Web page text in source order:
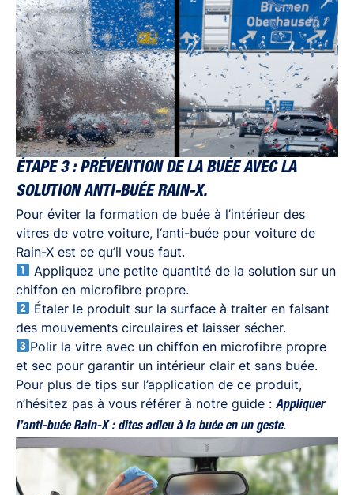
ÉTAPE 3 : PRÉVENTION DE LA BUÉE AVEC LA
SOLUTION ANTI-BUÉE RAIN-X.
Pour éviter la formation de buée à l’intérieur des
vitres de votre voiture, l‘anti-buée pour voiture de
Rain-X est ce qu’il vous faut.
Appliquez une petite quantité de la solution sur un
chiffon en microfibre propre.
Étaler le produit sur la surface à traiter en faisant
des mouvements circulaires et laisser sécher.
Polir la vitre avec un chiffon en microfibre propre
et sec pour garantir un intérieur clair et sans buée.
Pour plus de tips sur l’application de ce produit,
n’hésitez pas à vous référer à notre guide : Appliquer
l’anti-buée Rain-X : dites adieu à la buée en un geste.